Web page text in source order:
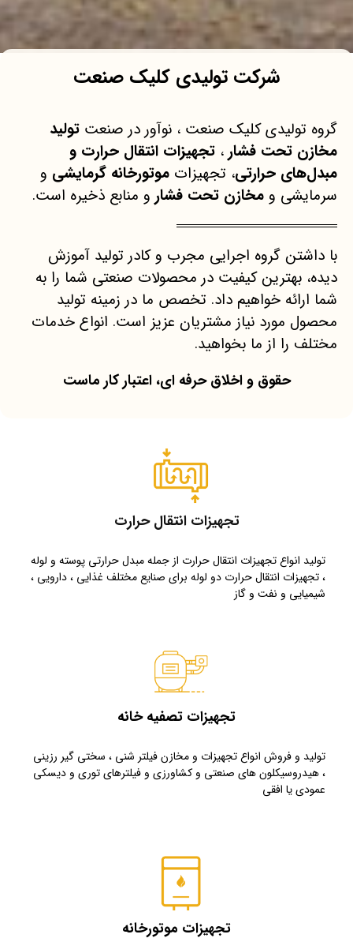
شرکت تولیدی کلیک صنعت
گروه تولیدی کلیک صنعت ، نوآور در صنعت تولید
مخازن تحت فشار ، تجهیزات انتقال حرارت و
مبدل‌های حرارتی، تجهیزات موتورخانه گرمایشی و
سرمایشی و مخازن تحت فشار و منابع ذخیره است.
با داشتن گروه اجرایی مجرب و کادر تولید آموزش
دیده، بهترین کیفیت در محصولات صنعتی شما را به
شما ارائه خواهیم داد. تخصص ما در زمینه تولید
محصول مورد نیاز مشتریان عزیز است. انواع خدمات
مختلف را از ما بخواهید.
حقوق و اخلاق حرفه ای، اعتبار کار ماست
تجهیزات انتقال حرارت
تولید انواع تجهیزات انتقال حرارت از جمله مبدل حرارتی پوسته و لوله
، تجهیزات انتقال حرارت دو لوله برای صنایع مختلف غذایی ، دارویی ،
شیمیایی و نفت و گاز
تجهیزات تصفیه خانه
تولید و فروش انواع تجهیزات و مخازن فیلتر شنی ، سختی گیر رزینی
، هیدروسیکلون های صنعتی و کشاورزی و فیلترهای توری و دیسکی
عمودی یا افقی
تجهیزات موتورخانه